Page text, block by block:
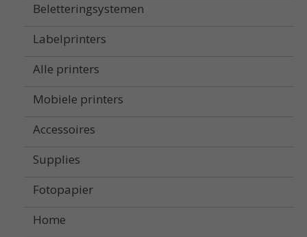
Beletteringsystemen
Labelprinters
Alle printers
Mobiele printers
Accessoires
Supplies
Fotopapier
Home